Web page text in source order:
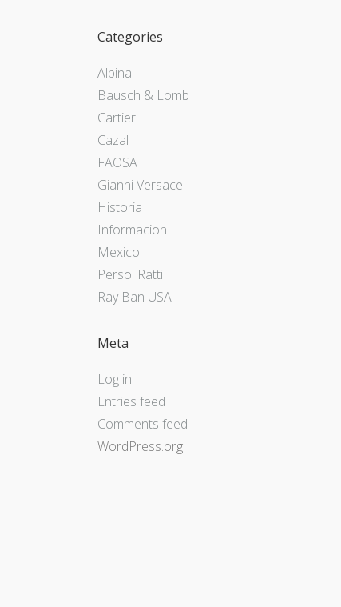
Categories
Alpina
Bausch & Lomb
Cartier
Cazal
FAOSA
Gianni Versace
Historia
Informacion
Mexico
Persol Ratti
Ray Ban USA
Meta
Log in
Entries feed
Comments feed
WordPress.org